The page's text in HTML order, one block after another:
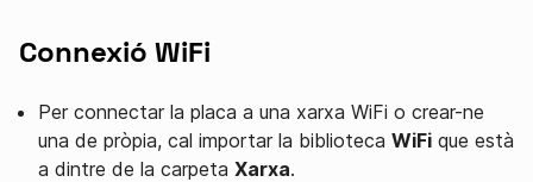
Connexió WiFi
Per connectar la placa a una xarxa WiFi o crear-ne
una de pròpia, cal importar la biblioteca WiFi que està
a dintre de la carpeta Xarxa.